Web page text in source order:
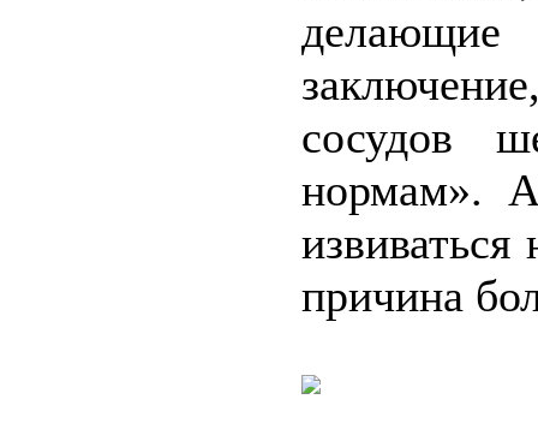
сосудов
нормам».
причина